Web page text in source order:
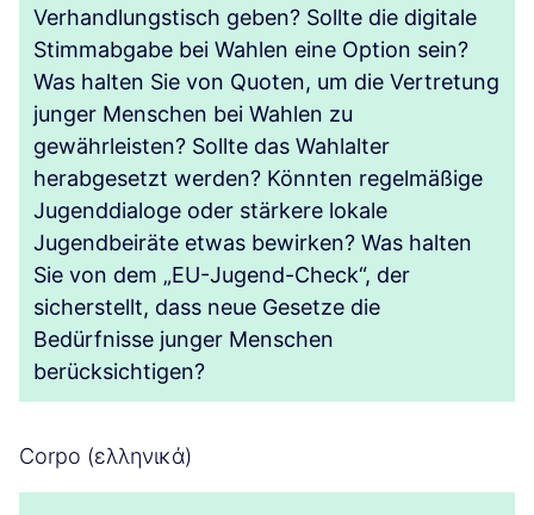
Verhandlungstisch geben? Sollte die digitale
Stimmabgabe bei Wahlen eine Option sein?
Was halten Sie von Quoten, um die Vertretung
junger Menschen bei Wahlen zu
gewährleisten? Sollte das Wahlalter
herabgesetzt werden? Könnten regelmäßige
Jugenddialoge oder stärkere lokale
Jugendbeiräte etwas bewirken? Was halten
Sie von dem „EU-Jugend-Check“, der
sicherstellt, dass neue Gesetze die
Bedürfnisse junger Menschen
berücksichtigen?
Corpo (ελληνικά)